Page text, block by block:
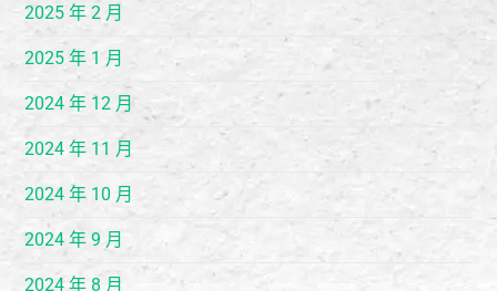
2025 年 2 月
2025 年 1 月
2024 年 12 月
2024 年 11 月
2024 年 10 月
2024 年 9 月
2024 年 8 月